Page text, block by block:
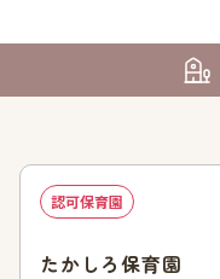
認可保育園
たかしろ保育園